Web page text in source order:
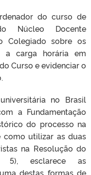
do curso de
Núcleo Docente
Colegiado sobre os
a carga horária em
Curso e evidenciar o
no Brasil
a Fundamentação
do processo na
como utilizar as duas
na Resolução do
5), esclarece as
destas formas de